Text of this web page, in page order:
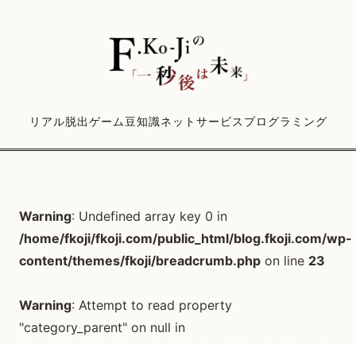
リアル脱出ゲーム豆知識ネットサービス プログラミング
Warning: Undefined array key 0 in
/home/fkoji/fkoji.com/public_html/blog.fkoji.com/wp-
content/themes/fkoji/breadcrumb.php on line 23
Warning: Attempt to read property
"category_parent" on null in